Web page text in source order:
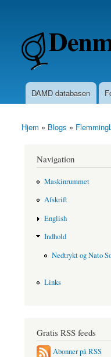
Main menu
DAMD databasen
You are here
Hjem » Blogs »
Navigation
Maskinrummet
Afskrift
English
Indhold
Nedtrykt og Nato
Links
Gratis RSS feeds
Abonner på RSS